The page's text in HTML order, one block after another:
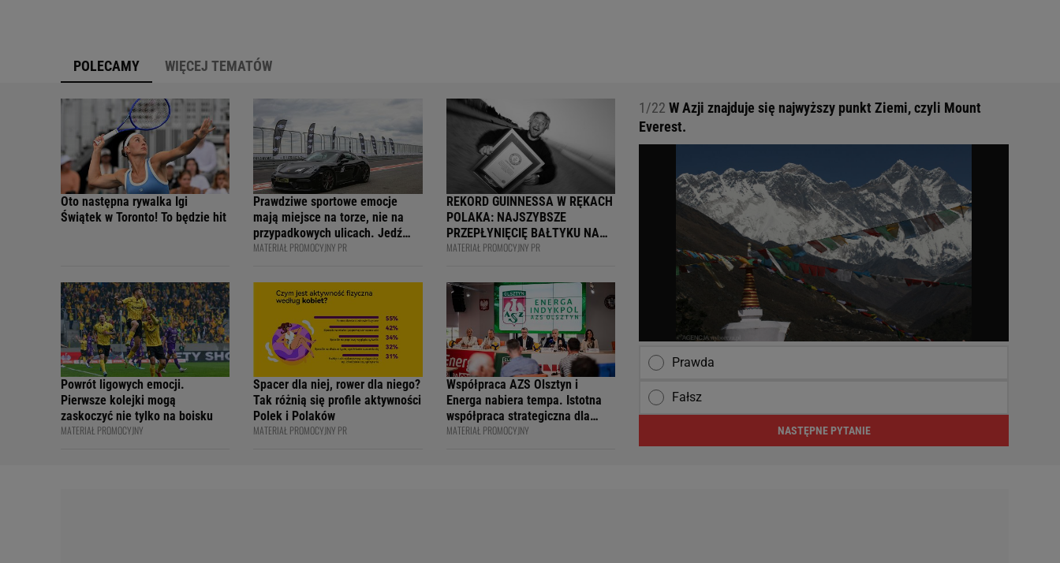
POLECAMY WIĘCEJ TEMATÓW
Oto następna rywalka Igi
Świątek w Toronto! To będzie hit
Prawdziwe sportowe emocje
mają miejsce na torze, nie na
przypadkowych ulicach. Jedź
bezpiecznie - apelują
internetowi twórcy na 4F Racing
Academy
MATERIAŁ PROMOCYJNY PR
REKORD GUINNESSA W RĘKACH
POLAKA: NAJSZYBSZE
PRZEPŁYNIĘCIĘ BAŁTYKU NA
DESCE WINDSURFINGOWEJ -
KSIĘGI
MATERIAŁ PROMOCYJNY PR
Powrót ligowych emocji.
Pierwsze kolejki mogą
zaskoczyć nie tylko na boisku
MATERIAŁ PROMOCYJNY
Spacer dla niej, rower dla niego?
Tak różnią się profile aktywności
Polek i Polaków
MATERIAŁ PROMOCYJNY PR
Współpraca AZS Olsztyn i
Energa nabiera tempa. Istotna
współpraca strategiczna dla
siatkarskiego klubu i marki
MATERIAŁ PROMOCYJNY
1/22 W Azji znajduje się najwyższy punkt Ziemi, czyli Mount
Everest.
Prawda
Fałsz
NASTĘPNE PYTANIE